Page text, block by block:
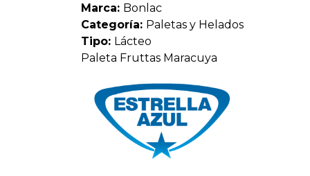
Marca: Bonlac
Categoría: Paletas y Helados
Tipo: Lácteo
Paleta Fruttas Maracuya